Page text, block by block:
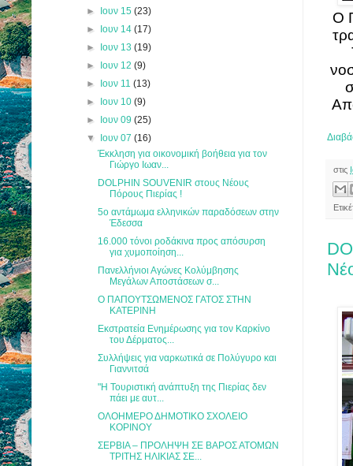
Ο
στις
► Ιουν 15 (23)
► Ιουν 14 (17)
► Ιουν 13 (19)
► Ιουν 12 (9)
► Ιουν 11 (13)
► Ιουν 10 (9)
► Ιουν 09 (25)
▼ Ιουν 07 (16)
Έκκληση για οικονομική βοήθεια για τον
Γιώργο Ιωαν...
DOLPHIN SOUVENIR στους Νέους
Πόρους Πιερίας !
5ο αντάμωμα ελληνικών παραδόσεων στην
Έδεσσα
16.000 τόνοι ροδάκινα προς απόσυρση
για χυμοποίηση...
Πανελλήνιοι Αγώνες Κολύμβησης
Μεγάλων Αποστάσεων σ...
O ΠΑΠΟΥΤΣΩΜΕΝΟΣ ΓΑΤΟΣ ΣΤΗΝ
ΚΑΤΕΡΙΝΗ
Εκστρατεία Ενημέρωσης για τον Καρκίνο
του Δέρματος...
Συλλήψεις για ναρκωτικά σε Πολύγυρο και
Γιαννιτσά
"Η Τουριστική ανάπτυξη της Πιερίας δεν
πάει με αυτ...
ΟΛΟΗΜΕΡΟ ΔΗΜΟΤΙΚΟ ΣΧΟΛΕΙΟ
ΚΟΡΙΝΟΥ
ΣΕΡΒΙΑ – ΠΡΟΛΗΨΗ ΣΕ ΒΑΡΟΣ ΑΤΟΜΩΝ
ΤΡΙΤΗΣ ΗΛΙΚΙΑΣ ΣΕ...